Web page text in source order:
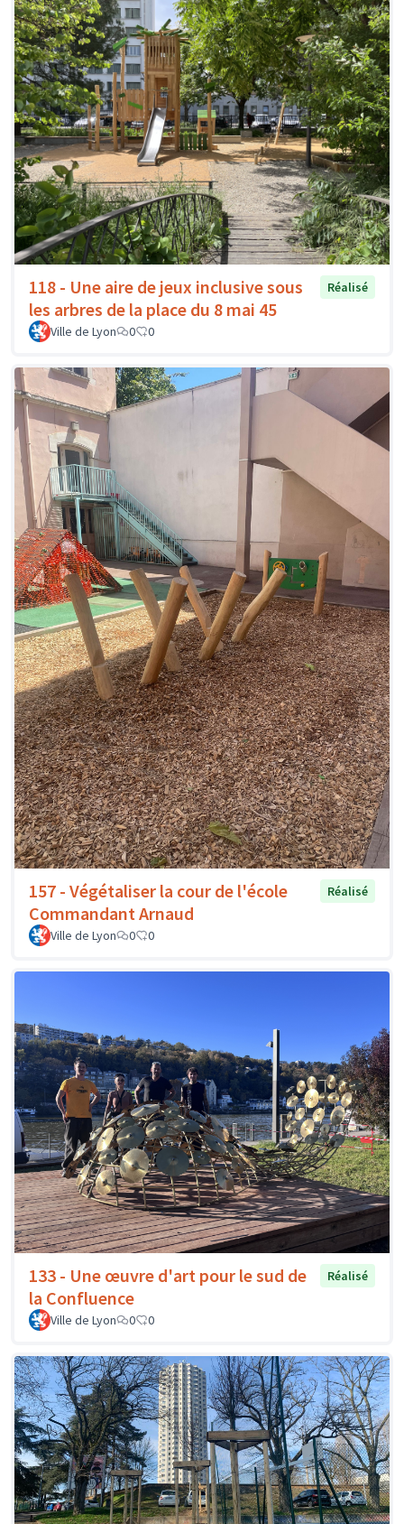
118 - Une aire de jeux inclusive sous
les arbres de la place du 8 mai 45
Réalisé
Ville de Lyon 0 0
157 - Végétaliser la cour de l'école
Commandant Arnaud
Réalisé
Ville de Lyon 0 0
133 - Une œuvre d'art pour le sud de
la Confluence
Réalisé
Ville de Lyon 0 0